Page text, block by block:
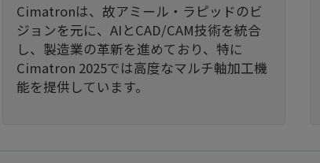
Cimatronは、故アミール・ラピッドのビ
ジョンを元に、AIとCAD/CAM技術を統合
し、製造業の革新を進めており、特に
Cimatron 2025では高度なマルチ軸加工機
能を提供しています。